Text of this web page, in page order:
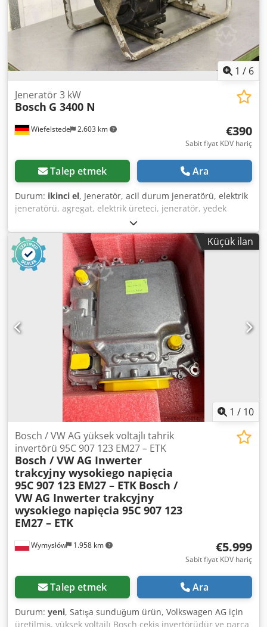
1 / 6
Wiefelstede 2.603 km
Jeneratör 3 kW
Bosch G 3400 N
€390
Sabit fiyat KDV hariç
Talep etmek Ara
Durum: ikinci el, Jeneratör, acil durum jeneratörü, elektrik
jeneratörü, agregat, elektrik üreteci, jeneratör, yedek
jeneratör Dsdpfxedparyo Af Tokr -Güç: 3 kW -Motor: Briggs
& Stratton marka -Prizler: 2x 220 V alternatif akım -Ölçüler:
820/620/H460 mm -Ağırlık: 60 kg
Küçük ilan
1 / 10
Wymysłów 1.958 km
Bosch / VW AG yüksek voltajlı tahrik
invertörü 95C 907 123 EM27 – ETK
Bosch / VW AG Inwerter
trakcyjny wysokiego napięcia
95C 907 123 EM27 – ETK Bosch /
VW AG Inwerter trakcyjny
wysokiego napięcia 95C 907 123
EM27 – ETK
€5.999
Sabit fiyat KDV hariç
Talep etmek Ara
Durum: yeni, Satışa sunduğum ürün, Volkswagen AG için
üretilmiş, yüksek voltajlı Bosch çekiş invertörüdür ve parça